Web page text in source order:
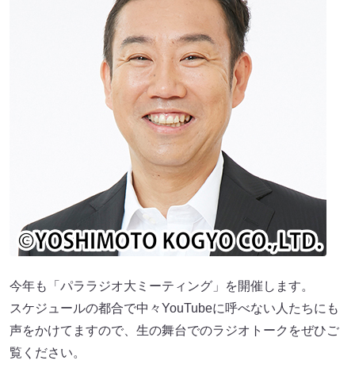
今年も「パララジオ大ミーティング」を開催します。
スケジュールの都合で中々YouTubeに呼べない人たちにも
声をかけてますので、生の舞台でのラジオトークをぜひご
覧ください。